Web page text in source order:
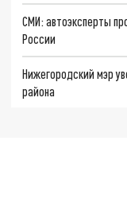
СМИ: автоэксперты
России
Нижегородский мэр
района